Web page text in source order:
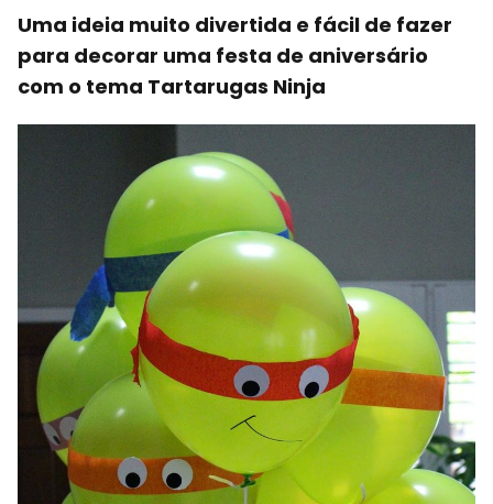
Uma ideia muito divertida e fácil de fazer
para decorar uma festa de aniversário
com o tema Tartarugas Ninja